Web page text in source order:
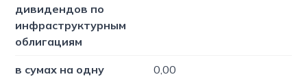
дивидендов по
инфраструктурным
облигациям
в сумах на одну
0,00